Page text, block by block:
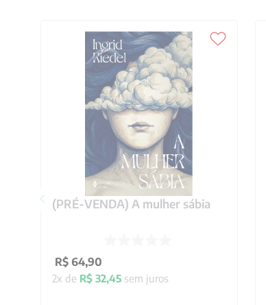
(PRÉ-VENDA) A mulher sábia
R$ 64,90
2x de R$ 32,45sem juros